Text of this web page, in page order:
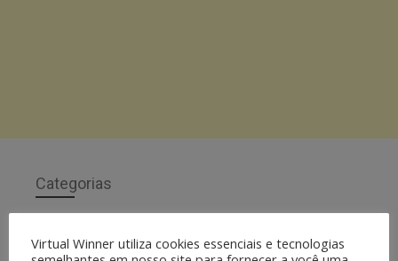
Categorias
Virtual Winner utiliza cookies essenciais e tecnologias